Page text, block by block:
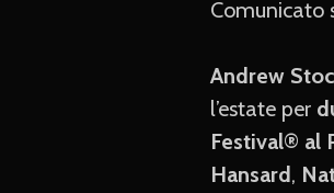
Comunicato
Andrew
l’estate per
Festival® al
Hansard,